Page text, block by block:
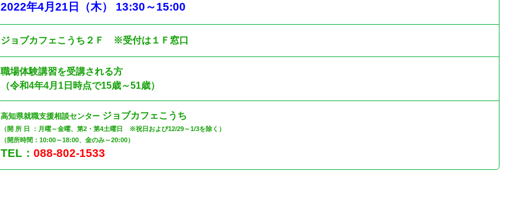
2022年4月21日（木） 13:30 ～15:00
ジョブカフェこうち２Ｆ ※受付は１Ｆ窓口
職場体験講習を受講される方
（令和4年4月1日時点で15歳～51歳）
高知県就職支援相談センター ジョブカフェこうち
（開 所 日 ：月曜～金曜、第2・第4土曜日 ※祝日および12/29～1/3を除く）
（開所時間：10:00～18:00、金のみ～20:00）
TEL：088-802-1533